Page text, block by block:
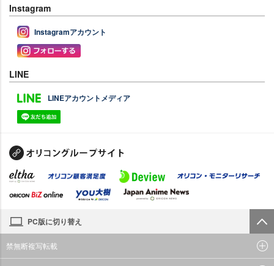
Instagram
Instagramアカウント
LINE
LINEアカウントメディア
PC版に切り替え
禁無断複写転載